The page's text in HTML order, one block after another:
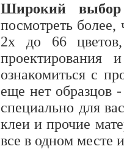
Широкий выбор
посмотреть
2х до 66
ознакомиться с
еще нет образцов
специально для
клеи и прочие
все в одном месте